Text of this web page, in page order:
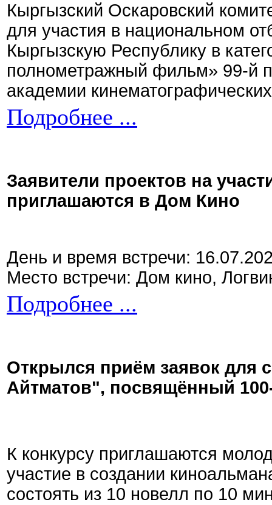
Кыргызский Оскаровский
для участия в национальном
Кыргызскую Республику в
полнометражный фильм» 99-й
академии
Подробнее ...
Заявители проектов на
приглашаются в Дом Кино
День и время встречи:
Место встречи: Дом кино,
Подробнее ...
Открылся приём заявок для
Айтматов", посвящённый
К конкурсу приглашаются
участие в создании
состоять из 10 новелл по 10